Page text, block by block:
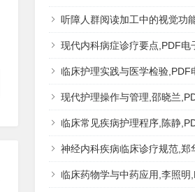
听障人群阅读加工中的视觉功能补偿现象,秦钊,PDF电
现代内科病症诊疗要点,PDF电子书下载
临床护理实践与医学检验,PDF电子书下载
现代护理操作与管理,邵晓兰,PDF电子书下载
临床常见疾病护理程序,陈静,PDF电子书下载
神经内科疾病临床诊疗规范,郑华燕,PDF电子书下
临床药物学与中药应用,李照明,PDF电子书下